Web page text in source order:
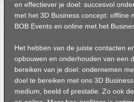
en effectiever je doel: succesvol
met het 3D Business concept: offline
BOB Events en online met het
Het hebben van de juiste contacten
opbouwen en onderhouden van een
bereiken van je doel: ondernemen
doel te bereiken met ons 3D
medium, beeld of prestatie. Zo ook